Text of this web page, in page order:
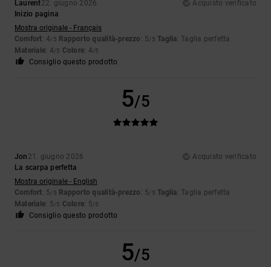
Laurent22. giugno 2026
Acquisto verificato
Inizio pagina
Mostra originale - Français
Comfort: 4/5 Rapporto qualità-prezzo : 5/5 Taglia: Taglia perfetta
Materiale: 4/5 Colore: 4/5
Consiglio questo prodotto
5/5
Jon 21. giugno 2026
Acquisto verificato
La scarpa perfetta
Mostra originale - English
Comfort: 5/5 Rapporto qualità-prezzo : 5/5 Taglia: Taglia perfetta
Materiale: 5/5 Colore: 5/5
Consiglio questo prodotto
5/5